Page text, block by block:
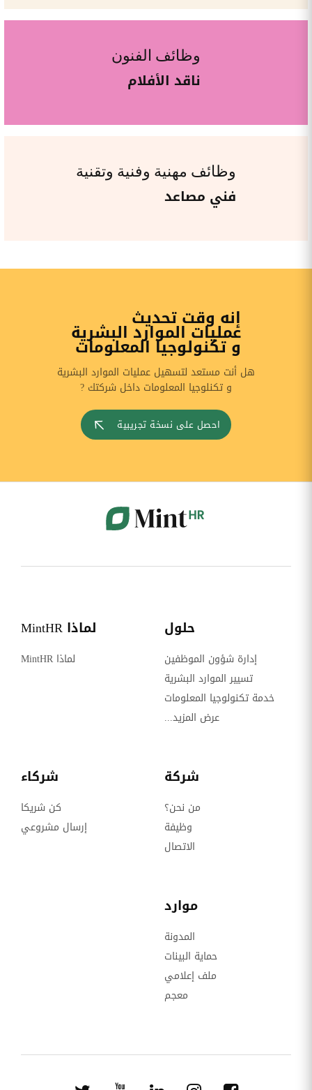
وظائف الفنون
ناقد الأفلام
وظائف مهنية وفنية وتقنية
فني مصاعد
إنه وقت تحديث
عمليات الموارد البشرية
و تكنولوجيا المعلومات
هل أنت مستعد لتسهيل عمليات الموارد البشرية
و تكنلوجيا المعلومات داخل شركتك ?
احصل على نسخة تجريبية
حلول
إدارة شؤون الموظفين
تسيير الموارد البشرية
خدمة تكنولوجيا المعلومات
عرض المزيد...
لماذا MintHR
لماذا MintHR
شركة
من نحن؟
وظيفة
الاتصال
شركاء
كن شريكا
إرسال مشروعي
موارد
المدونة
حماية البينات
ملف إعلامي
معجم